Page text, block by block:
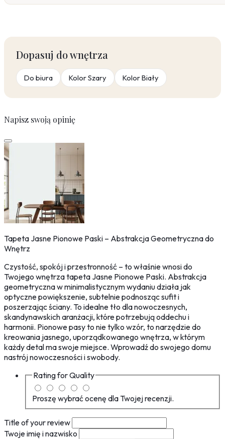
Dopasuj do wnętrza
Do biura Kolor Szary Kolor Biały
Napisz swoją opinię
Tapeta Jasne Pionowe Paski – Abstrakcja Geometryczna do
Wnętrz
Czystość, spokój i przestronność – to właśnie wnosi do
Twojego wnętrza tapeta Jasne Pionowe Paski. Abstrakcja
geometryczna w minimalistycznym wydaniu działa jak
optyczne powiększenie, subtelnie podnosząc sufit i
poszerzając ściany. To idealne tło dla nowoczesnych,
skandynawskich aranżacji, które potrzebują oddechu i
harmonii. Pionowe pasy to nie tylko wzór, to narzędzie do
kreowania jasnego, uporządkowanego wnętrza, w którym
każdy detal ma swoje miejsce. Wprowadź do swojego domu
nastrój nowoczesności i swobody.
Rating forQuality
Proszę wybrać ocenę dla Twojej recenzji.
Title of your review
Twoje imię i nazwisko